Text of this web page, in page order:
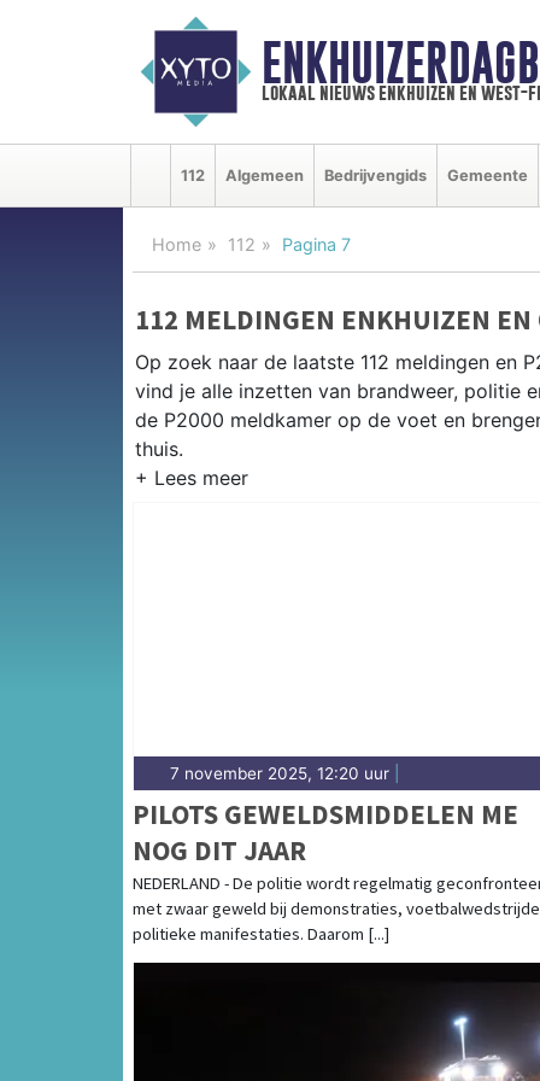
lokaal nieuws enkhuizen en west-
112 Algemeen Bedrijvengids Gemeente
Home 112 Pagina 7
112 MELDINGEN ENKHUIZEN EN
Op zoek naar de laatste 112 meldingen en
vind je alle inzetten van brandweer, politie
de P2000 meldkamer op de voet en
thuis.
Van incidenten op de N302 en de N505 tot
7 november 2025, 12:20 uur
PILOTS GEWELDSMIDDELEN ME
NOG DIT JAAR
NEDERLAND - De politie wordt regelmatig
met zwaar geweld bij demonstraties,
politieke manifestaties. Daarom [...]